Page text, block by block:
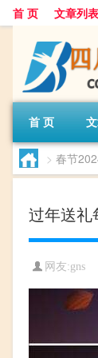
首 页 文章列表
首 页
> 春节
过年送礼
网友:gns